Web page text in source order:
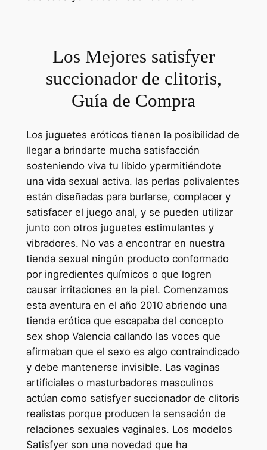
Los Mejores satisfyer
succionador de clitoris,
Guía de Compra
Los juguetes eróticos tienen la posibilidad de
llegar a brindarte mucha satisfacción
sosteniendo viva tu libido ypermitiéndote
una vida sexual activa. las perlas polivalentes
están diseñadas para burlarse, complacer y
satisfacer el juego anal, y se pueden utilizar
junto con otros juguetes estimulantes y
vibradores. No vas a encontrar en nuestra
tienda sexual ningún producto conformado
por ingredientes químicos o que logren
causar irritaciones en la piel. Comenzamos
esta aventura en el año 2010 abriendo una
tienda erótica que escapaba del concepto
sex shop Valencia callando las voces que
afirmaban que el sexo es algo contraindicado
y debe mantenerse invisible. Las vaginas
artificiales o masturbadores masculinos
actúan como satisfyer succionador de clitoris
realistas porque producen la sensación de
relaciones sexuales vaginales. Los modelos
Satisfyer son una novedad que ha